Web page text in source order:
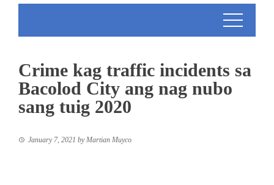
Crime kag traffic incidents sa
Bacolod City ang nag nubo
sang tuig 2020
January 7, 2021 by Martian Muyco